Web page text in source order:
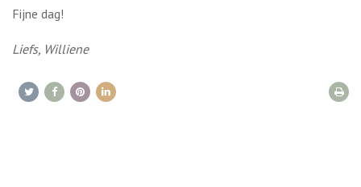
Fijne dag!
Liefs, Williene